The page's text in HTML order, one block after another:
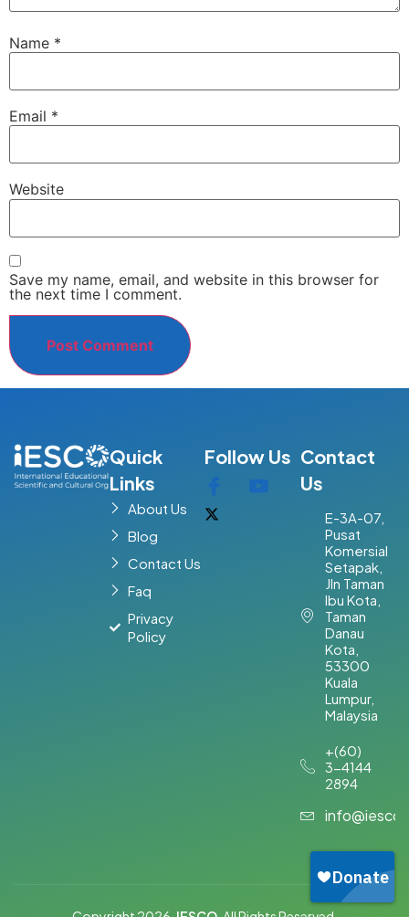
Name *
Email *
Website
Save my name, email, and website in this browser for
the next time I comment.
Quick
Links
About Us
Blog
Contact Us
Faq
Privacy
Policy
Follow Us Contact
Us
E-3A-07,
Pusat
Komersial
Setapak,
Jln Taman
Ibu Kota,
Taman
Danau
Kota,
53300
Kuala
Lumpur,
Malaysia​
+(60)
3-4144
2894